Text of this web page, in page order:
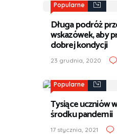
Popularne
Długa podróż
wskazówek, aby
dobrej kondycji
23 grudnia, 2020
Popularne
Tysiące uczniów
środku pandemii
17 stycznia, 2021